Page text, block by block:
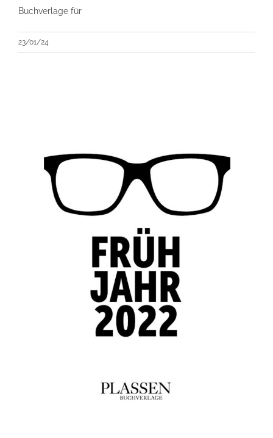
Buchverlage für
23/01/24